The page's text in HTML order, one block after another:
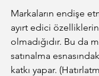
Markaların endişe
ayırt edici
olmadığıdır. Bu da
satınalma
katkı yapar.